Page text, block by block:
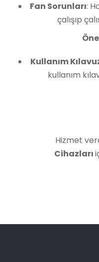
Fan Sorunları:
çalışıp
Kullanım
kullanım
Hizmet
Cihazları